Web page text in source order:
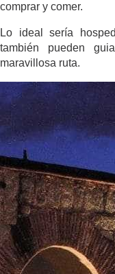
comprar y comer.
Lo ideal sería
también pueden
maravillosa ruta.